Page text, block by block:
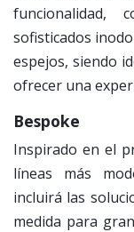
funcionalidad,
sofisticados
espejos, siendo
ofrecer una
Bespoke
Inspirado en el
líneas más
incluirá las
medida para